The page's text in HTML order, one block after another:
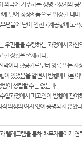
외국에 거주하는 성명불상자와 공
넣어 정상제품으로 위장한 대마
편물에 담아 인천국제공항에 도
우편물을 수령하는 과정에서 자신
한 정황은 존재하나,
박이나 항공기로부터 양륙 또는 지
이 있었음을 알면서 범행에 따른
이 성립할 수는 없는바,
입과정에서 피고인이 범행에 관여
의심의 여지 없이 증명되지 않았
텔레그램을 통해 채무자들에게